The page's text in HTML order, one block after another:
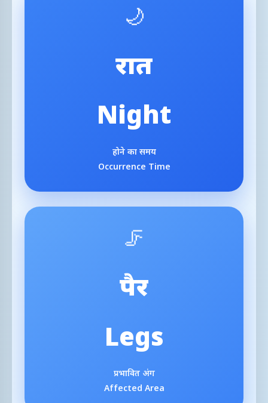
🌙
रात
Night
होने का समय
Occurrence Time
🦵
पैर
Legs
प्रभावित अंग
Affected Area